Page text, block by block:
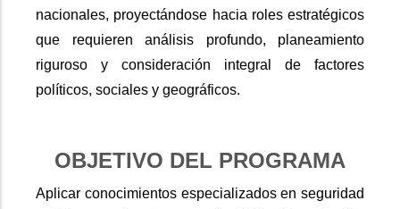
nacionales, proyectándose hacia roles estratégicos
que requieren análisis profundo, planeamiento
riguroso y consideración integral de factores
políticos, sociales y geográficos.
OBJETIVO DEL PROGRAMA
Aplicar conocimientos especializados en seguridad